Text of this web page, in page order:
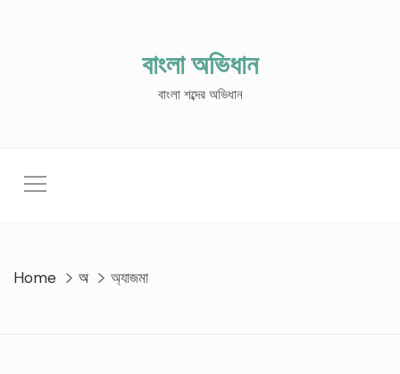
বাংলা অভিধান
বাংলা শব্দের অভিধান
Home অ অ্যাজমা